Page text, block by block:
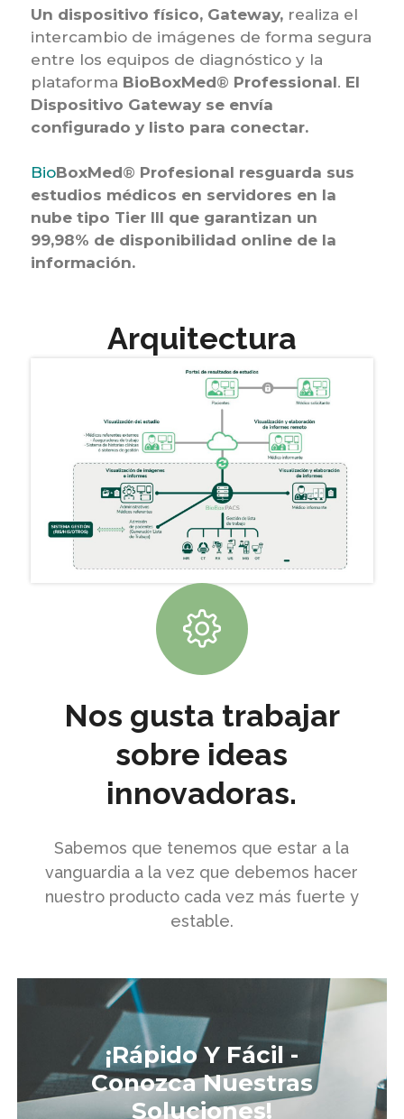
Un dispositivo físico, Gateway,realiza el
intercambio de imágenes de forma segura
entre los equipos de diagnóstico y la
plataforma BioBoxMed® Professional. El
Dispositivo Gateway se envía
configurado y listo para conectar.
BioBoxMed® Profesional resguarda sus
estudios médicos en servidores en la
nube tipo Tier III que garantizan un
99,98% de disponibilidad online de la
información.
Arquitectura
Nos gusta trabajar
sobre ideas
innovadoras.
Sabemos que tenemos que estar a la
vanguardia a la vez que debemos hacer
nuestro producto cada vez más fuerte y
estable.
¡Rápido Y Fácil -
Conozca Nuestras
Soluciones!